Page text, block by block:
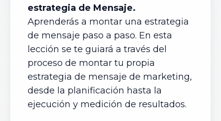
estrategia de Mensaje.
Aprenderás a montar una estrategia
de mensaje paso a paso. En esta
lección se te guiará a través del
proceso de montar tu propia
estrategia de mensaje de marketing,
desde la planificación hasta la
ejecución y medición de resultados.